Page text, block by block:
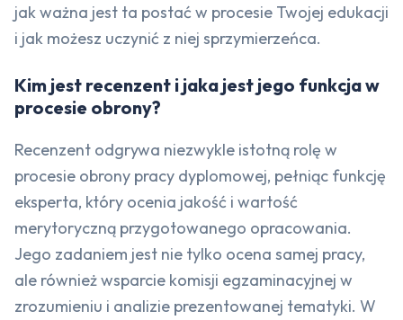
jak ważna jest ta postać w procesie Twojej edukacji
i jak możesz uczynić z niej sprzymierzeńca.
Kim jest recenzent i jaka jest jego funkcja w
procesie obrony?
Recenzent odgrywa niezwykle istotną rolę w
procesie obrony pracy dyplomowej, pełniąc funkcję
eksperta, który ocenia jakość i wartość
merytoryczną przygotowanego opracowania.
Jego zadaniem jest nie tylko ocena samej pracy,
ale również wsparcie komisji egzaminacyjnej w
zrozumieniu i analizie prezentowanej tematyki. W